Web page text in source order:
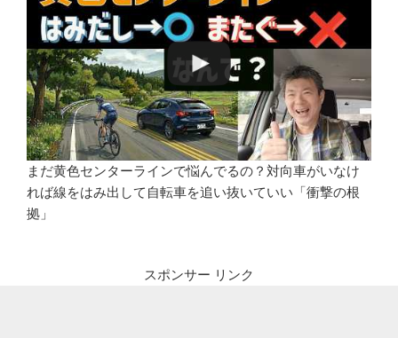
まだ黄色センターラインで悩んでるの？対向車がいなけ
れば線をはみ出して自転車を追い抜いていい「衝撃の根
拠」
スポンサー リンク